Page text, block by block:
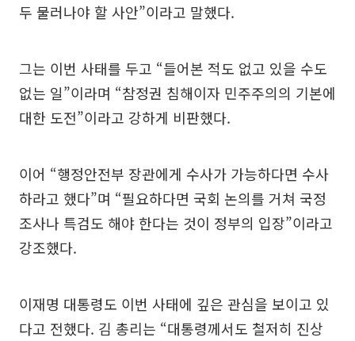
두 물러나야 할 사안”이라고 말했다.
그는 이번 사태를 두고 “들어본 적도 없고 있을 수도
없는 일”이라며 “참정권 침해이자 민주주의의 기본에
대한 도전”이라고 강하게 비판했다.
이어 “행정안전부 장관에게 수사가 가능하다면 수사
하라고 했다”며 “필요하다면 국회 논의를 거쳐 국정
조사나 특검도 해야 한다는 것이 정부의 입장”이라고
강조했다.
이재명 대통령도 이번 사태에 깊은 관심을 보이고 있
다고 전했다. 김 총리는 “대통령께서도 철저히 진상